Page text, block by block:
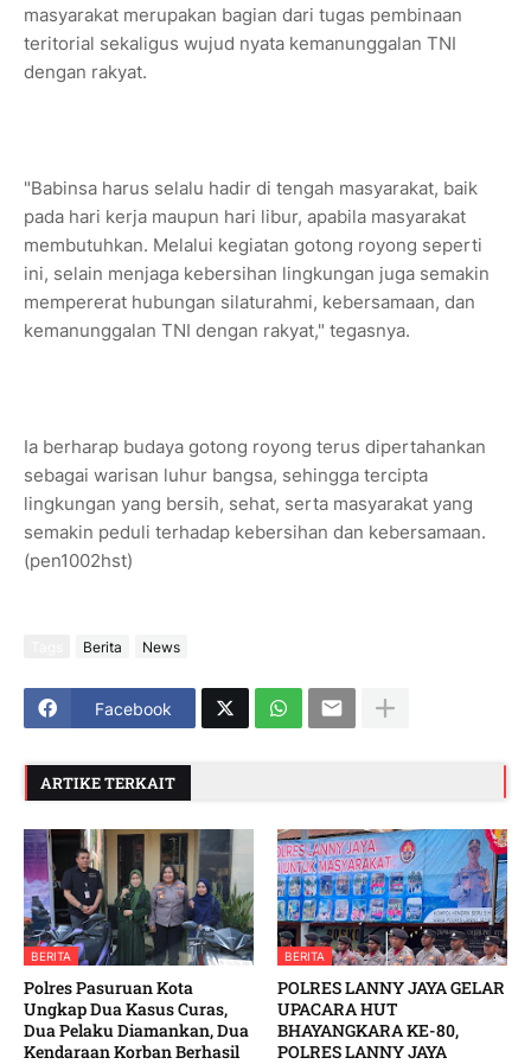
masyarakat merupakan bagian dari tugas pembinaan
teritorial sekaligus wujud nyata kemanunggalan TNI
dengan rakyat.
"Babinsa harus selalu hadir di tengah masyarakat, baik
pada hari kerja maupun hari libur, apabila masyarakat
membutuhkan. Melalui kegiatan gotong royong seperti
ini, selain menjaga kebersihan lingkungan juga semakin
mempererat hubungan silaturahmi, kebersamaan, dan
kemanunggalan TNI dengan rakyat," tegasnya.
Ia berharap budaya gotong royong terus dipertahankan
sebagai warisan luhur bangsa, sehingga tercipta
lingkungan yang bersih, sehat, serta masyarakat yang
semakin peduli terhadap kebersihan dan kebersamaan.
(pen1002hst)
Berita News
Facebook
ARTIKE TERKAIT
BERITA
Polres Pasuruan Kota
Ungkap Dua Kasus Curas,
Dua Pelaku Diamankan, Dua
Kendaraan Korban Berhasil
BERITA
POLRES LANNY JAYA GELAR
UPACARA HUT
BHAYANGKARA KE-80,
POLRES LANNY JAYA